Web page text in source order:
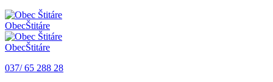
ObecŠtitáre
ObecŠtitáre
037/ 65 288 28